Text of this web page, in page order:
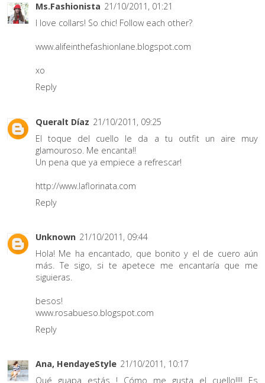
Ms.Fashionista 21/10/2011, 01:21
I love collars! So chic! Follow each other?
www.alifeinthefashionlane.blogspot.com
xo
Reply
Queralt Díaz 21/10/2011, 09:25
El toque del cuello le da a tu outfit un aire muy
glamouroso. Me encanta!!
Un pena que ya empiece a refrescar!
http://www.laflorinata.com
Reply
Unknown 21/10/2011, 09:44
Hola! Me ha encantado, que bonito y el de cuero aún
más. Te sigo, si te apetece me encantaría que me
siguieras.
besos!
www.rosabueso.blogspot.com
Reply
Ana, HendayeStyle 21/10/2011, 10:17
Qué guapa estás ! Cómo me gusta el cuello!!!! Es